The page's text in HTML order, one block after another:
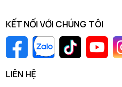
KẾT NỐI VỚI CHÚNG TÔI
LIÊN HỆ